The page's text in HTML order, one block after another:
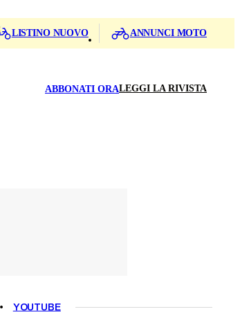
LISTINO NUOVO ANNUNCI MOTO
ABBONATI ORALEGGI LA RIVISTA
YOUTUBE